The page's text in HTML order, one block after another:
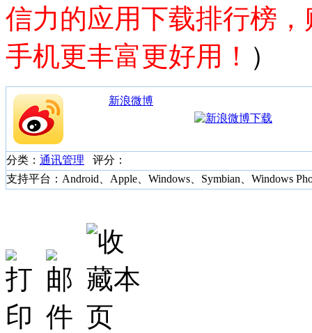
信力的应用下载排行榜
手机更丰富更好用！ ）
新浪微博
分类： 通讯管理 评分：
支持平台：Android、Apple、Windows、Symbian、Windows